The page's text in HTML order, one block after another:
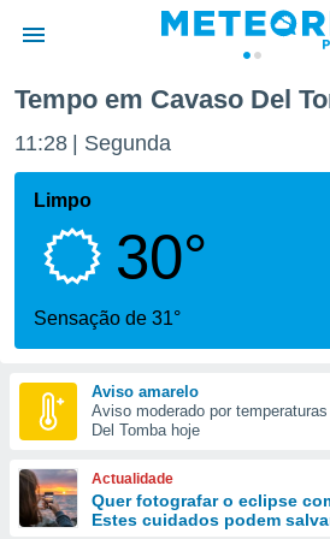
da
foi
fornecidas
a este
das
e
forma
digital
Tempo em Cavaso Del
11:29 Segunda
Limpo
30°
Sensação de 31°
Aviso amarelo
Aviso moderado por
Del Tomba hoje
Actualidade
Quer fotografar o eclipse
Estes cuidados podem